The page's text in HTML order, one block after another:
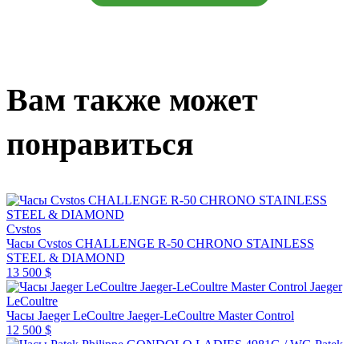
Вам также может
понравиться
Cvstos
Часы Cvstos CHALLENGE R-50 CHRONO STAINLESS
STEEL & DIAMOND
13 500 $
Jaeger
LeCoultre
Часы Jaeger LeCoultre Jaeger-LeCoultre Master Control
12 500 $